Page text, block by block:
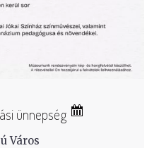
ünnepség
Város